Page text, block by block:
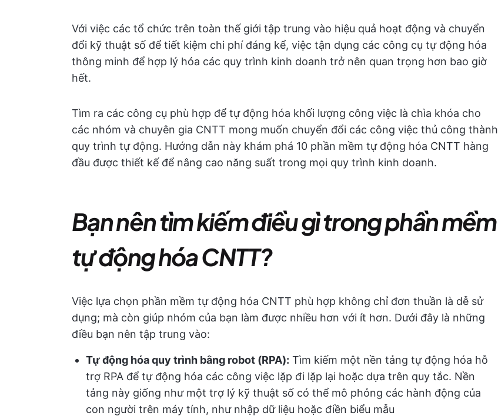
Với việc các tổ chức trên toàn thế giới tập trung vào hiệu quả hoạt động và chuyển
đổi kỹ thuật số để tiết kiệm chi phí đáng kể, việc tận dụng các công cụ tự động hóa
thông minh để hợp lý hóa các quy trình kinh doanh trở nên quan trọng hơn bao giờ
hết.
Tìm ra các công cụ phù hợp để tự động hóa khối lượng công việc là chìa khóa cho
các nhóm và chuyên gia CNTT mong muốn chuyển đổi các công việc thủ công thành
quy trình tự động. Hướng dẫn này khám phá 10 phần mềm tự động hóa CNTT hàng
đầu được thiết kế để nâng cao năng suất trong mọi quy trình kinh doanh.
Bạn nên tìm kiếm điều gì trong phần mềm
tự động hóa CNTT?
Việc lựa chọn phần mềm tự động hóa CNTT phù hợp không chỉ đơn thuần là dễ sử
dụng; mà còn giúp nhóm của bạn làm được nhiều hơn với ít hơn. Dưới đây là những
điều bạn nên tập trung vào:
Tự động hóa quy trình bằng robot (RPA): Tìm kiếm một nền tảng tự động hóa hỗ
trợ RPA để tự động hóa các công việc lặp đi lặp lại hoặc dựa trên quy tắc. Nền
tảng này giống như một trợ lý kỹ thuật số có thể mô phỏng các hành động của
con người trên máy tính, như nhập dữ liệu hoặc điền biểu mẫu